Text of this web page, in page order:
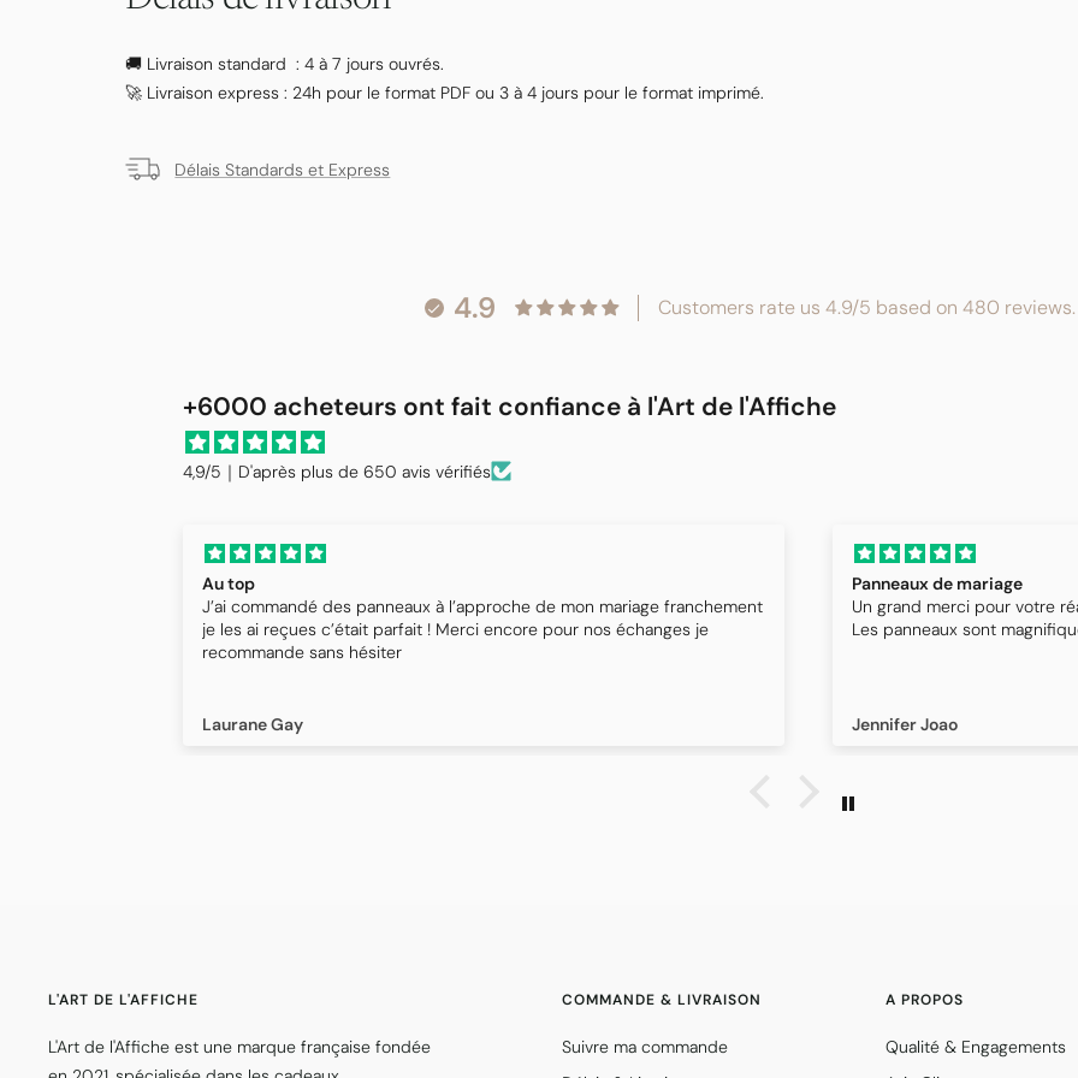
🚚 Livraison standard : 4 à 7 jours ouvrés.
🚀 Livraison express : 24h pour le format PDF ou 3 à 4 jours pour le format imprimé.
Délais Standards et Express
4.9 Customers rate us 4.9/5 based on 480 reviews.
+6000 acheteurs ont fait confiance à l'Art de l'Affiche
4,9/5｜D'après plus de 650 avis vérifiés
Au top
J’ai commandé des panneaux à l’approche de mon mariage franchement
je les ai reçues c’était parfait ! Merci encore pour nos échanges je
recommande sans hésiter
Laurane Gay
Panneaux de mariage
Un grand merci pour votre
Les panneaux sont
Jennifer Joao
L'ART DE L'AFFICHE
L'Art de l'Affiche est une marque française fondée
COMMANDE & LIVRAISON
Suivre ma commande
A PROPOS
Qualité & Engagements